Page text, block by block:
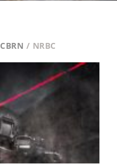
CBRN / NRBC